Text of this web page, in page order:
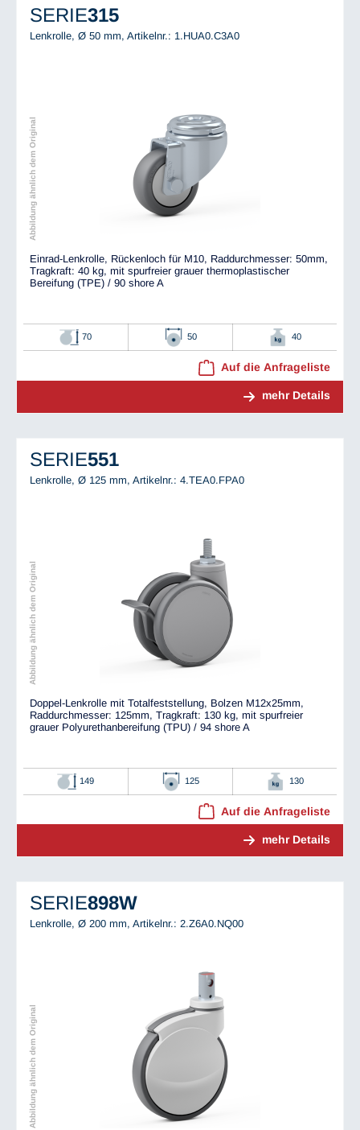
SERIE315
Lenkrolle, Ø 50 mm, Artikelnr.: 1.HUA0.C3A0
Abbildung ähnlich dem Original
Einrad-Lenkrolle, Rückenloch für M10, Raddurchmesser: 50mm,
Tragkraft: 40 kg, mit spurfreier grauer thermoplastischer
Bereifung (TPE) / 90 shore A
70 50 40
Auf die Anfrageliste
mehr Details
SERIE551
Lenkrolle, Ø 125 mm, Artikelnr.: 4.TEA0.FPA0
Abbildung ähnlich dem Original
Doppel-Lenkrolle mit Totalfeststellung, Bolzen M12x25mm,
Raddurchmesser: 125mm, Tragkraft: 130 kg, mit spurfreier
grauer Polyurethanbereifung (TPU) / 94 shore A
149 125 130
Auf die Anfrageliste
mehr Details
SERIE898W
Lenkrolle, Ø 200 mm, Artikelnr.: 2.Z6A0.NQ00
Abbildung ähnlich dem Original